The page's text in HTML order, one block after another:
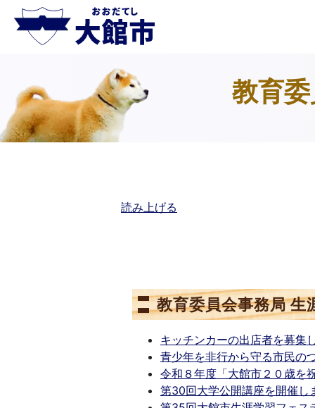
教育
読み上げる
教育委員会事務局 生
キッチンカーの出店者を募集
青少年を非行から守る市民の
令和８年度「大館市２０歳を
第30回大学公開講座を開催し